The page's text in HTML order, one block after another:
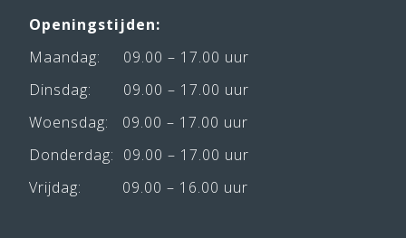
Openingstijden:
Maandag: 09.00 – 17.00 uur
Dinsdag: 09.00 – 17.00 uur
Woensdag: 09.00 – 17.00 uur
Donderdag: 09.00 – 17.00 uur
Vrijdag: 09.00 – 16.00 uur